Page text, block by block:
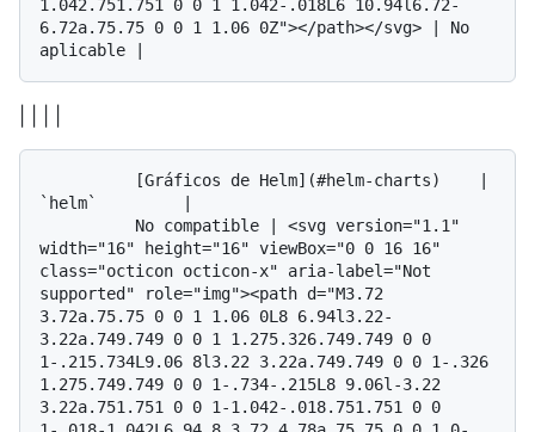
1.042.751.751 0 0 1 1.042-.018L6 10.94l6.72-
6.72a.75.75 0 0 1 1.06 0Z"></path></svg> | No
`helm`         |
width="16" height="16" viewBox="0 0 16 16"
class="octicon octicon-x" aria-label="Not
supported" role="img"><path d="M3.72
3.72a.75.75 0 0 1 1.06 0L8 6.94l3.22-
3.22a.749.749 0 0 1 1.275.326.749.749 0 0
1-.215.734L9.06 8l3.22 3.22a.749.749 0 0 1-.326
1.275.749.749 0 0 1-.734-.215L8 9.06l-3.22
3.22a.751.751 0 0 1-1.042-.018.751.751 0 0